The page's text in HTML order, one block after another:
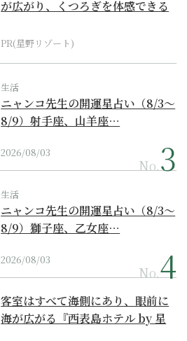
が広がり、くつろぎを体感できる
PR(星野リゾート)
生活
ニャンコ先生の開運星占い（8/3～
8/9）射手座、山羊座…
2026/08/03
No.
生活
ニャンコ先生の開運星占い（8/3～
8/9）獅子座、乙女座…
2026/08/03
No.
客室はすべて海側にあり、眼前に
海が広がる『西表島ホテル by 星